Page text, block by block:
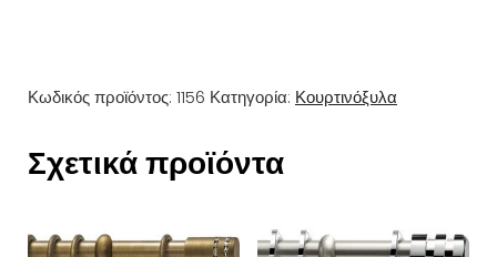
Κωδικός προϊόντος: 1156 Κατηγορία: Κουρτινόξυλα
Σχετικά προϊόντα